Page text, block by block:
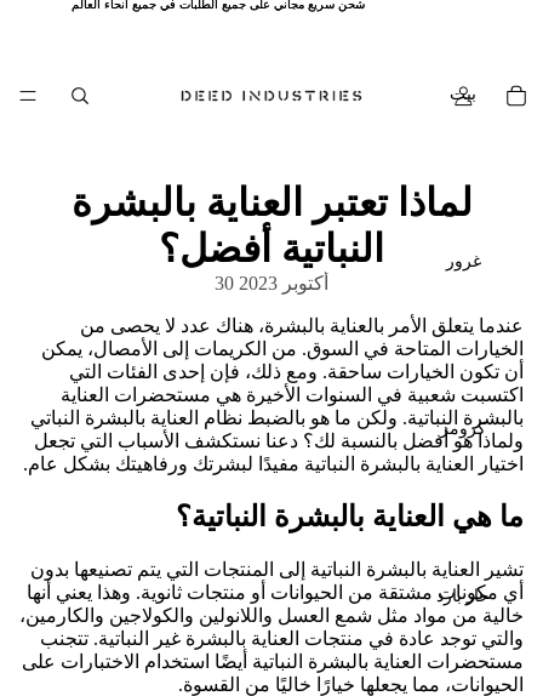
شحن سريع مجاني على جميع الطلبات في جميع أنحاء العالم
شحن سريع مجاني على جميع الطلبات في جميع أنحاء العالم
بيت
غرور
كرومز
حار بارد
لماذا تعتبر العناية بالبشرة
النباتية أفضل؟
30 أكتوبر 2023
عندما يتعلق الأمر بالعناية بالبشرة، هناك عدد لا يحصى من
الخيارات المتاحة في السوق. من الكريمات إلى الأمصال، يمكن
أن تكون الخيارات ساحقة. ومع ذلك، فإن إحدى الفئات التي
اكتسبت شعبية في السنوات الأخيرة هي مستحضرات العناية
بالبشرة النباتية. ولكن ما هو بالضبط نظام العناية بالبشرة النباتي
ولماذا هو أفضل بالنسبة لك؟ دعنا نستكشف الأسباب التي تجعل
اختيار العناية بالبشرة النباتية مفيدًا لبشرتك ورفاهيتك بشكل عام.
ما هي العناية بالبشرة النباتية؟
تشير العناية بالبشرة النباتية إلى المنتجات التي يتم تصنيعها بدون
أي مكونات مشتقة من الحيوانات أو منتجات ثانوية. وهذا يعني أنها
خالية من مواد مثل شمع العسل واللانولين والكولاجين والكارمين،
والتي توجد عادة في منتجات العناية بالبشرة غير النباتية. تتجنب
مستحضرات العناية بالبشرة النباتية أيضًا استخدام الاختبارات على
الحيوانات، مما يجعلها خيارًا خاليًا من القسوة.